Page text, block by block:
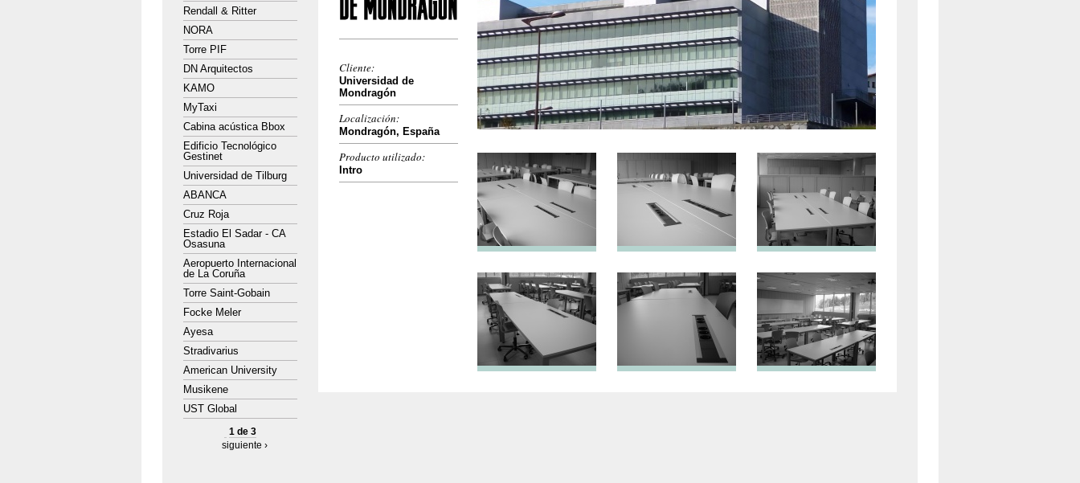
Rendall & Ritter
NORA
Torre PIF
DN Arquitectos
KAMO
MyTaxi
Cabina acústica Bbox
Edificio Tecnológico
Gestinet
Universidad de Tilburg
ABANCA
Cruz Roja
Estadio El Sadar - CA
Osasuna
Aeropuerto Internacional
de La Coruña
Torre Saint-Gobain
Focke Meler
Ayesa
Stradivarius
American University
Musikene
UST Global
1 de 3
siguiente ›
Cliente:
Universidad de
Mondragón
Localización:
Mondragón, España
Producto utilizado:
Intro